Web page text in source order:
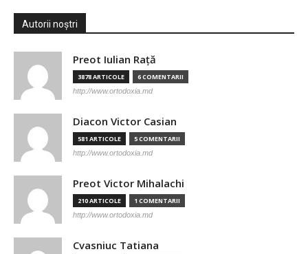
Autorii noștri
Preot Iulian Raţă
3878 ARTICOLE 6 COMENTARII
http://www.ortodoxia.md
Diacon Victor Casian
581 ARTICOLE 5 COMENTARII
http://www.ortodoxia.md
Preot Victor Mihalachi
210 ARTICOLE 1 COMENTARII
http://www.ortodoxia.md
Cvasniuc Tatiana